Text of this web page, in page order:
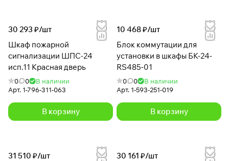
30 293 ₽/шт
Шкаф пожарной
сигнализации ШПС-24
исп.11 Красная дверь
0 0
В наличии
Арт. 1-796-311-063
В корзину
10 468 ₽/шт
Блок коммутации для
установки в шкафы БК-24-
RS485-01
0 0
В наличии
Арт. 1-593-251-019
В корзину
31 510 ₽/шт
30 161 ₽/шт